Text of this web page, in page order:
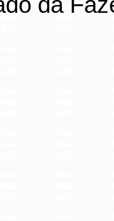
da